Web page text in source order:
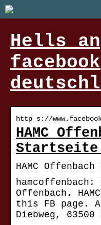
Hells
facebook
http s://
HAMC
Startseite
HAMC
hamcoffenbach:
Offenbach.
this FB page.
Diebweg,